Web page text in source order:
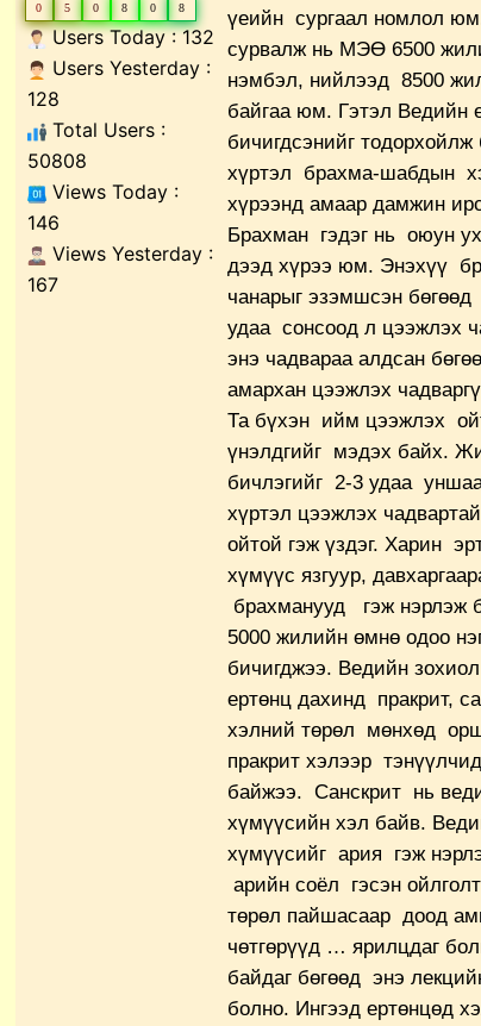
0 5 0 8 0 8
Users Today : 132
Users Yesterday :
128
Total Users :
50808
Views Today :
146
Views Yesterday :
167
үеийн сургаал номлол
сурвалж нь МЭӨ 6500
нэмбэл, нийлээд 8500
байгаа юм. Гэтэл Ведийн
бичигдсэнийг
хүртэл брахма-шабдын
хүрээнд амаар дамжин
Брахман гэдэг нь оюун
дээд хүрээ юм. Энэхүү
чанарыг эзэмшсэн
удаа сонсоод л цээжлэх
энэ чадвараа алдсан
амархан цээжлэх
Та бүхэн ийм цээжлэх
үнэлдгийг мэдэх байх.
бичлэгийг 2-3 удаа
хүртэл цээжлэх
ойтой гэж үздэг. Харин
хүмүүс язгуур,
брахманууд гэж нэрлэж
5000 жилийн өмнө одоо
бичигджээ. Ведийн
ертөнц дахинд пракрит,
хэлний төрөл мөнхөд
пракрит хэлээр
байжээ. Санскрит нь
хүмүүсийн хэл байв.
хүмүүсийг ария гэж
арийн соёл гэсэн
төрөл пайшасаар доод
чөтгөрүүд … ярилцдаг
байдаг бөгөөд энэ
болно. Ингээд ертөнцөд